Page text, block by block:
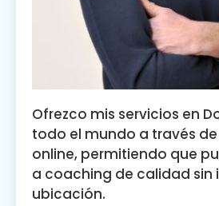
Ofrezco mis servicios en
todo el mundo a través de
online, permitiendo que
a coaching de calidad sin
ubicación.